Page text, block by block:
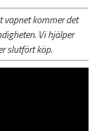
vapnet kommer det
Vi hjälper
slutfört köp.